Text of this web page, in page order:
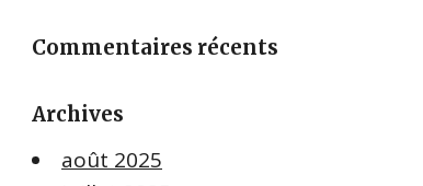
Commentaires récents
Archives
août 2025